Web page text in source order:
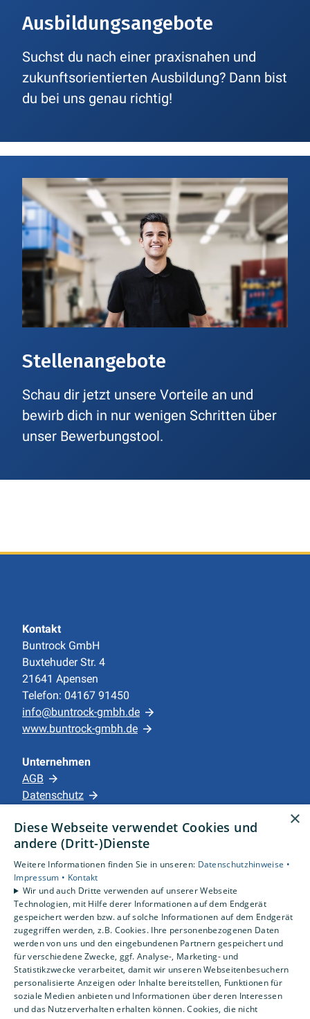
Ausbildungsangebote
Suchst du nach einer praxisnahen und
zukunftsorientierten Ausbildung? Dann bist
du bei uns genau richtig!
Stellenangebote
Schau dir jetzt unsere Vorteile an und
bewirb dich in nur wenigen Schritten über
unser Bewerbungstool.
Kontakt
Buntrock GmbH
Buxtehuder Str. 4
21641 Apensen
Telefon: 04167 91450
info@buntrock-gmbh.de
www.buntrock-gmbh.de
Unternehmen
AGB
Datenschutz
Barrierefreiheitserklärung
Leistungen
Privatkunden
Gewerbekunden
Karriere
Unternehmen
Standorte
Apensen
×
Diese Webseite verwendet Cookies und
andere (Dritt-)Dienste
Weitere Informationen finden Sie in unseren: Datenschutzhinweise •
Impressum • Kontakt
Wir und auch Dritte verwenden auf unserer Webseite
Technologien, mit Hilfe derer Informationen auf dem Endgerät
gespeichert werden bzw. auf solche Informationen auf dem Endgerät
zugegriffen werden, z.B. Cookies. Ihre personenbezogenen Daten
werden von uns und den eingebundenen Partnern gespeichert und
für verschiedene Zwecke, ggf. Analyse-, Marketing- und
Statistikzwecke verarbeitet, damit wir unseren Webseitenbesuchern
personalisierte Anzeigen oder Inhalte bereitstellen, Funktionen für
soziale Medien anbieten und Informationen über deren Interessen
und das Nutzerverhalten erhalten können. Cookies, die nicht